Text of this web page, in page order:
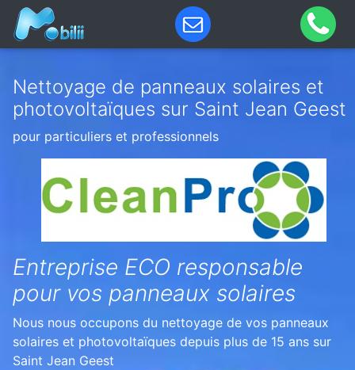
Nettoyage de panneaux solaires et
photovoltaïques sur Saint Jean Geest
pour particuliers et professionnels
Entreprise ECO responsable
pour vos panneaux solaires
Nous nous occupons du nettoyage de vos panneaux
solaires et photovoltaïques depuis plus de 15 ans sur
Saint Jean Geest